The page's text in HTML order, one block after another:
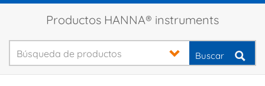
Productos HANNA® instruments
Buscar